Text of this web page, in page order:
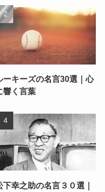
ーキーズの名言30選｜心
響く言葉
下幸之助の名言３０選｜